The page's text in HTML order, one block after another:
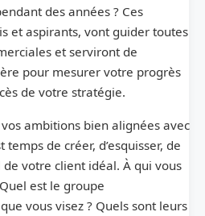
des années ? Ces
et aspirants, vont guider toutes
et serviront de
pour mesurer votre progrès
de votre stratégie.
ambitions bien alignées avec
de créer, d’esquisser, de
votre client idéal. À qui vous
est le groupe
vous visez ? Quels sont leurs